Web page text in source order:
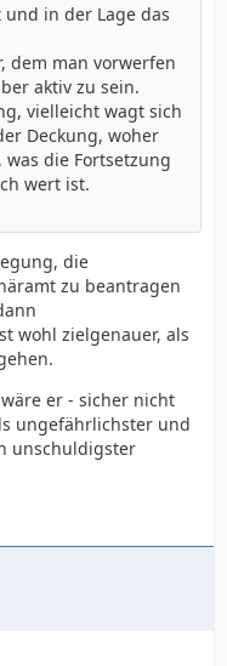
in der Lage das
dem man vorwerfen
aktiv zu sein.
vielleicht wagt sich
Deckung, woher
die Fortsetzung
wert ist.
die
zu beantragen
wohl zielgenauer, als
er - sicher nicht
ungefährlichster und
unschuldigster